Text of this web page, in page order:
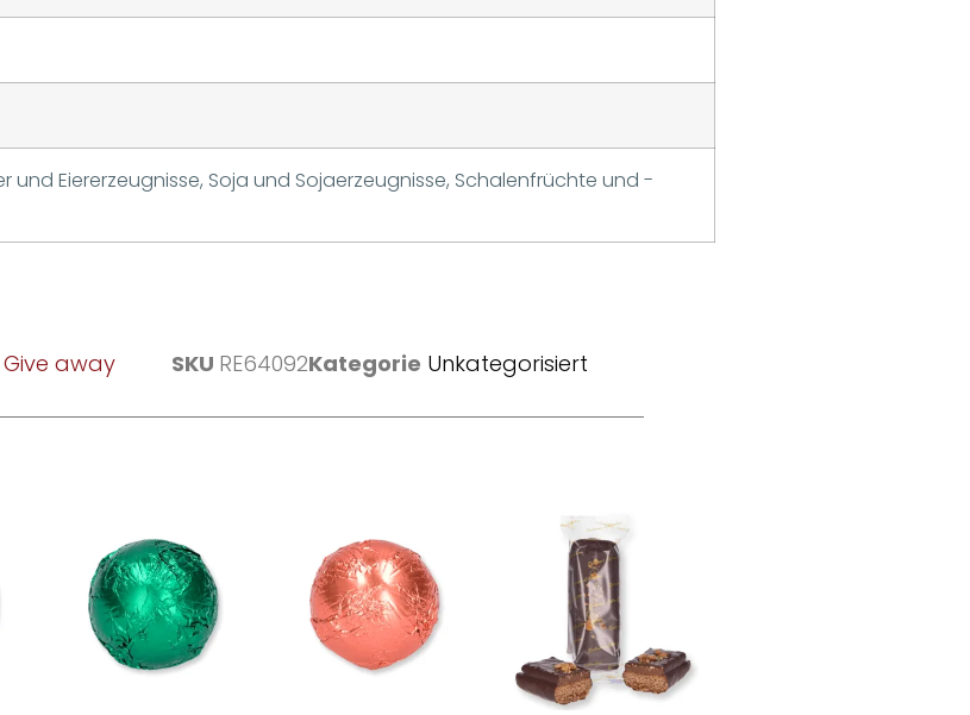
und Eiererzeugnisse, Soja und Sojaerzeugnisse, Schalenfrüchte und -
away SKU RE64092Kategorie Unkategorisiert